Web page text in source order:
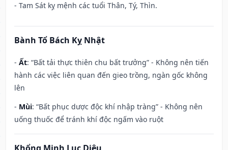
- Tam Sát kỵ mệnh các tuổi Thân, Tý, Thìn.
Bành Tổ Bách Kỵ Nhật
- Ất: “Bất tải thực thiên chu bất trưởng” - Không nên tiến
hành các việc liên quan đến gieo trồng, ngàn gốc không
lên
- Mùi: “Bất phục dược độc khí nhập tràng” - Không nên
uống thuốc để tránh khí độc ngấm vào ruột